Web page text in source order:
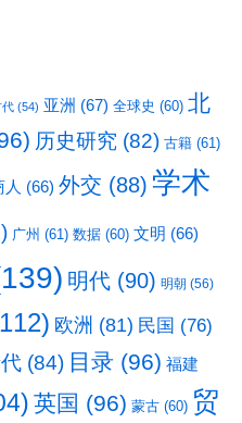
代 (54) 亚洲 (67) 全球史 (60) 北
历史研究 (82) 古籍 (61)
人 (66) 外交 (88) 学术
广州 (61) 数据 (60) 文明 (66)
明代 (90) 明朝 (56)
欧洲 (81) 民国 (76)
(84) 目录 (96) 福建
英国 (96) 蒙古 (60) 贸